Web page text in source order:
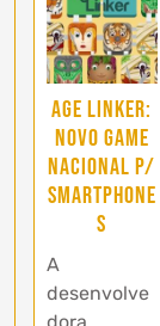
Age Linker:
novo game
nacional p/
Smartphone
s
A
desenvolve